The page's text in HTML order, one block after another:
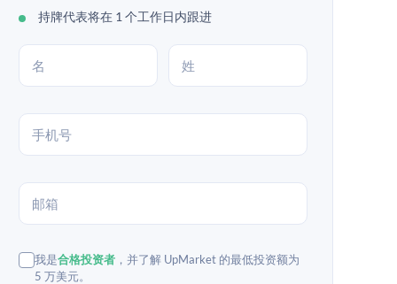
持牌代表将在 1 个工作日内跟进
我是合格投资者 ，并了解 UpMarket 的最低投资额为
5 万美元。